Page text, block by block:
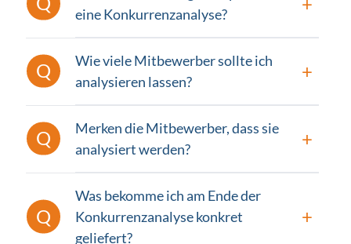
eine Konkurrenzanalyse?
Wie viele Mitbewerber sollte ich
analysieren lassen?
Merken die Mitbewerber, dass sie
analysiert werden?
Was bekomme ich am Ende der
Konkurrenzanalyse konkret
geliefert?